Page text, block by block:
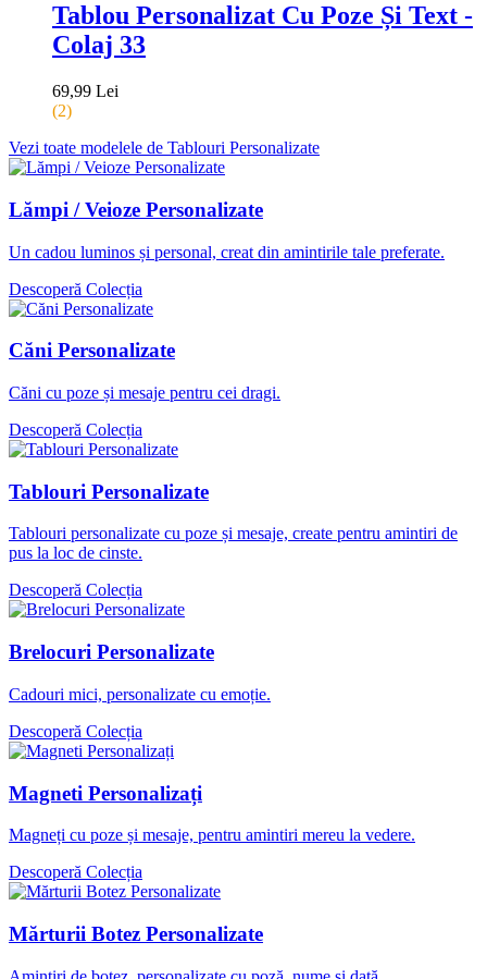
Tablou Personalizat Cu Poze Și Text -
Colaj 33
69,99 Lei
(2)
Vezi toate modelele de Tablouri Personalizate
Lămpi / Veioze Personalizate
Un cadou luminos și personal, creat din amintirile tale preferate.
Descoperă Colecția
Căni Personalizate
Căni cu poze și mesaje pentru cei dragi.
Descoperă Colecția
Tablouri Personalizate
Tablouri personalizate cu poze și mesaje, create pentru amintiri de
pus la loc de cinste.
Descoperă Colecția
Brelocuri Personalizate
Cadouri mici, personalizate cu emoție.
Descoperă Colecția
Magneti Personalizați
Magneți cu poze și mesaje, pentru amintiri mereu la vedere.
Descoperă Colecția
Mărturii Botez Personalizate